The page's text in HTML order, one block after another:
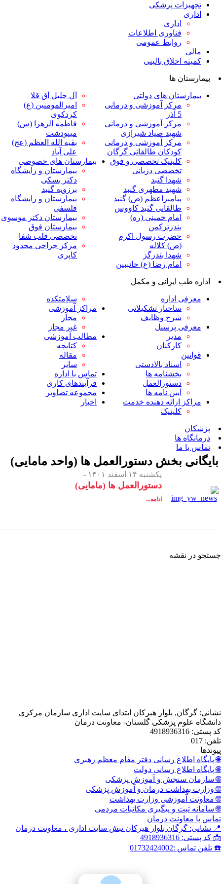
پزشکی
اطلاعات
عمومی
بالینی
های دولتی
آموزشی و درمانی
آموزشی و درمانی
صیاد شیرازی
آموزشی و درمانی
طالقانی گرگان
تخصصی و فوق
دزیانی
مطهری گنبد
(ص) گنبد
گنبد کاووس
خمینی (ره)
رسول اکرم
بندرگز
رضا (ع) خانببین
آل جلیل آق قلا
امیرالمومنین (ع)
فاطمه الزهرا (س)
بقیه الله العظم (عج)
علی آباد
بیمارستان های خصوصی
بیمارستان و زایشگاه
برزویه گنبد
بیمارستان و زایشگاه
فلسفی
بیمارستان دکتر موسوی
بیمارستان فوق
تخصصی قلب شفا
مرکز جراحی محدود
و مکمل
تشکیلاتی
وظایف
بالادستی
ها
نامه ها
دهنده خدمت
مراکز آموزشی
مطالب آموزشی
تماس با اداره
فرآیندهای کاری
مجموعه تصاویر
اخبار
بخشدستورالعمل ها (واحد مامایی)
دستورالعمل ها (مامایی)
ادامه...
بلوار هیرکان ابتدای سایت اداری سازمان مرکزی
پزشکی گلستان- معاونت درمان
رسانی دفتر مقام معظم رهبری
رسانی دولت
و آموزش پزشکی
درمان و آموزش پزشکی
وزارت بهداشت
و پیگیری مکاتبات مردمی
درمان
بلوار هیرکان نبش سایت اداری ، معاونت درمان